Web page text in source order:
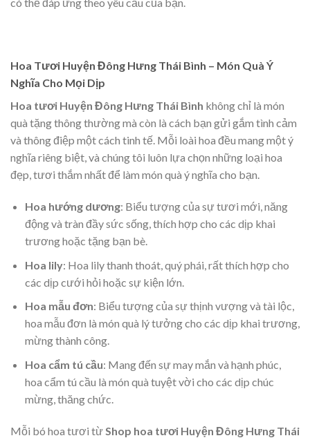
Hoa Tươi Huyện Đông Hưng Thái Bình – Món Quà Ý
Nghĩa Cho Mọi Dịp
Hoa tươi Huyện Đông Hưng Thái Bình không chỉ là món
quà tặng thông thường mà còn là cách bạn gửi gắm tình cảm
và thông điệp một cách tinh tế. Mỗi loài hoa đều mang một ý
nghĩa riêng biệt, và chúng tôi luôn lựa chọn những loại hoa
đẹp, tươi thắm nhất để làm món quà ý nghĩa cho bạn.
Hoa hướng dương: Biểu tượng của sự tươi mới, năng
động và tràn đầy sức sống, thích hợp cho các dịp khai
trương hoặc tặng bạn bè.
Hoa lily: Hoa lily thanh thoát, quý phái, rất thích hợp cho
các dịp cưới hỏi hoặc sự kiện lớn.
Hoa mẫu đơn: Biểu tượng của sự thịnh vượng và tài lộc,
hoa mẫu đơn là món quà lý tưởng cho các dịp khai trương,
mừng thành công.
Hoa cẩm tú cầu: Mang đến sự may mắn và hạnh phúc,
hoa cẩm tú cầu là món quà tuyệt vời cho các dịp chúc
mừng, thăng chức.
Mỗi bó hoa tươi từShop hoa tươi Huyện Đông Hưng Thái